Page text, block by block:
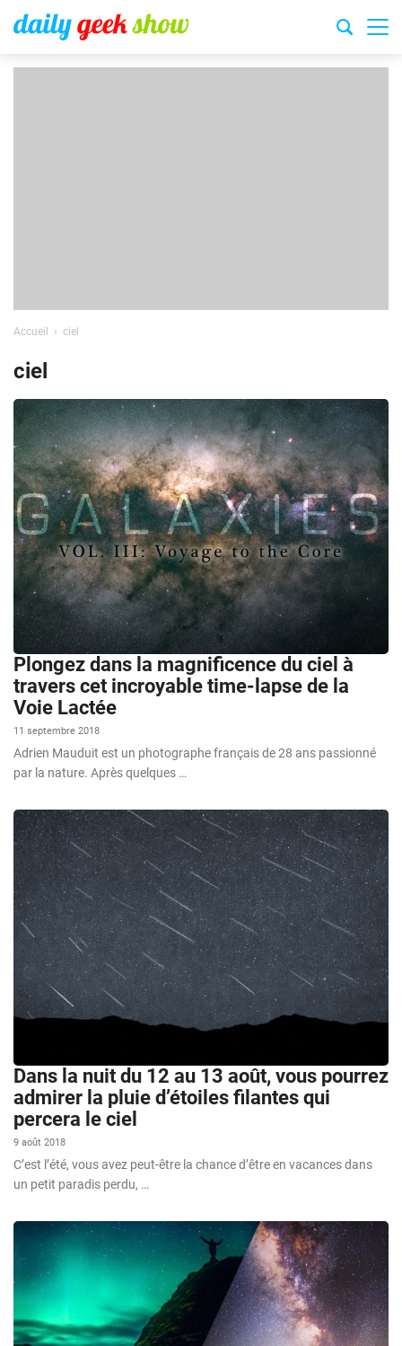
Accueil ciel
ciel
Plongez dans la magnificence du ciel à
travers cet incroyable time-lapse de la
Voie Lactée
11 septembre 2018
Adrien Mauduit est un photographe français de 28 ans passionné
par la nature. Après quelques …
Dans la nuit du 12 au 13 août, vous pourrez
admirer la pluie d’étoiles filantes qui
percera le ciel
9 août 2018
C’est l’été, vous avez peut-être la chance d’être en vacances dans
un petit paradis perdu, …